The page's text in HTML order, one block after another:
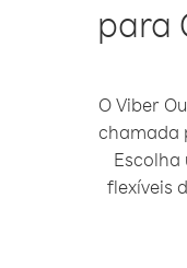
para
O Viber
chamada
Escolha
flexíveis